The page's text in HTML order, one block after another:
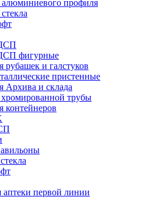
профиля
фигурные
рубашек и галстуков
пристенные
Архива и склада
трубы
контейнеров
первой линии